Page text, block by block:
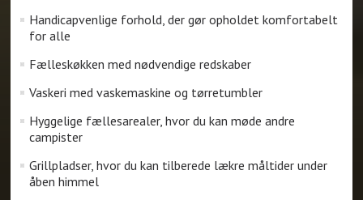
Handicapvenlige forhold, der gør opholdet komfortabelt
for alle
Fælleskøkken med nødvendige redskaber
Vaskeri med vaskemaskine og tørretumbler
Hyggelige fællesarealer, hvor du kan møde andre
campister
Grillpladser, hvor du kan tilberede lækre måltider under
åben himmel